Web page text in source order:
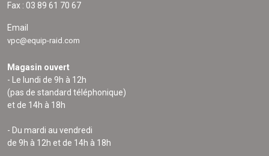
Fax : 03 89 61 70 67
Email
vpc@equip-raid.com
Magasin ouvert
- Le lundi de 9h à 12h
(pas de standard téléphonique)
et de 14h à 18h
- Du mardi au vendredi
de 9h à 12h et de 14h à 18h